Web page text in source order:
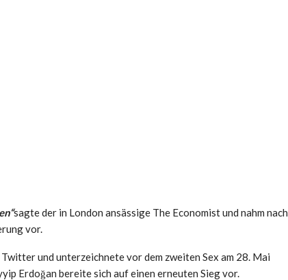
sagte der in London ansässige The Economist und nahm nach
vor.
und unterzeichnete vor dem zweiten Sex am 28. Mai
Erdoğan bereite sich auf einen erneuten Sieg vor.